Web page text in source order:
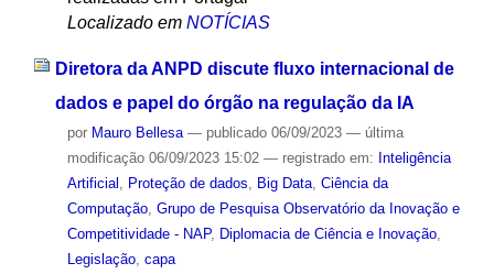
Localizado em NOTÍCIAS
Diretora da ANPD discute fluxo internacional de
dados e papel do órgão na regulação da IA
por Mauro Bellesa — publicado06/09/2023 — última
modificação06/09/2023 15:02 — registrado em: Inteligência
Artificial , Proteção de dados, Big Data, Ciência da
Computação, Grupo de Pesquisa Observatório da Inovação e
Competitividade - NAP, Diplomacia de Ciência e Inovação,
Legislação, capa